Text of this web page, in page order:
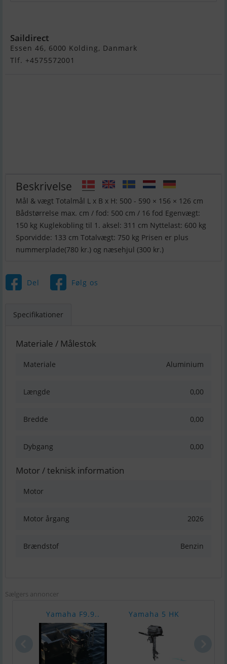
Saildirect
Essen 46, 6000 Kolding, Danmark
Tlf. +4575572001
Beskrivelse
Mål & vægt Totalmål L x B x H: 500 - 590 × 156 × 126 cm
Bådstørrelse max. cm / fod: 500 cm / 16 fod Egenvægt:
150 kg Kuglekobling til 1. aksel: 311 cm Nyttelast: 600 kg
Sporvidde: 133 cm Totalvægt: 750 kg Prisen er plus
nummerplade(780 kr.) og næsehjul (300 kr.)
Del Følg os
Specifikationer
Materiale / Målestok
Materiale Aluminium
Længde 0,00
Bredde 0,00
Dybgang 0,00
Motor / teknisk information
Motor
Motor årgang 2026
Brændstof Benzin
Sælgers annoncer
Yamaha F9.9.. Yamaha 5 HK